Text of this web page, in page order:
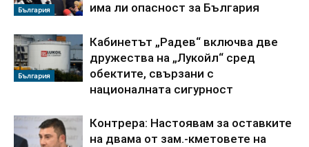
България
има ли опасност за България
България
Кабинетът „Радев“ включва две
дружества на „Лукойл“ сред
обектите, свързани с
националната сигурност
Контрера: Настоявам за оставките
на двама от зам.-кметовете на